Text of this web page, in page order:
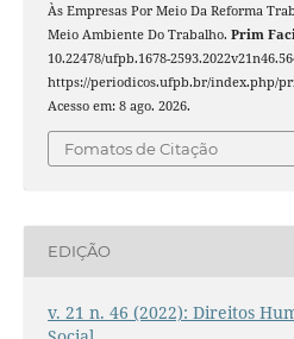
Às Empresas Por Meio Da Reforma
Meio Ambiente Do Trabalho. Prim
10.22478/ufpb.1678-
https://periodicos.ufpb.br/index.php/
Acesso em: 8 ago. 2026.
Fomatos de Citação
EDIÇÃO
v. 21 n. 46 (2022): Direitos